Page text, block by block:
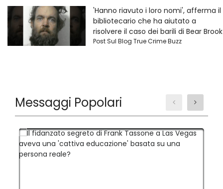
'Hanno riavuto i loro nomi', afferma il
bibliotecario che ha aiutato a
risolvere il caso dei barili di Bear Brook
Post Sul Blog True Crime Buzz
Messaggi Popolari